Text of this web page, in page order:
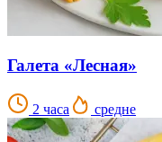
Галета «Лесная»
2 часа средне